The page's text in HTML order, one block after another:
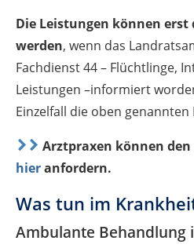
Die Leistungen können
werden, wenn das
Fachdienst 44 – Flüchtlinge,
Leistungen –informiert
Einzelfall die oben
Arztpraxen können
hieranfordern.
Was tun im
Ambulante Behandlung